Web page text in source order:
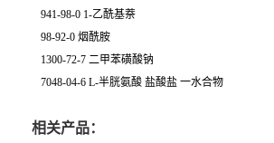
941-98-0 1-乙酰基萘
98-92-0 烟酰胺
1300-72-7 二甲苯磺酸钠
7048-04-6 L-半胱氨酸 盐酸盐 一水合物
相关产品：